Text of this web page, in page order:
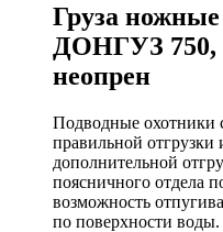
Груза
ДОНГУЗ 750,
неопрен
Подводные охотники
правильной
дополнительной
поясничного отдела
возможность
по поверхности воды.